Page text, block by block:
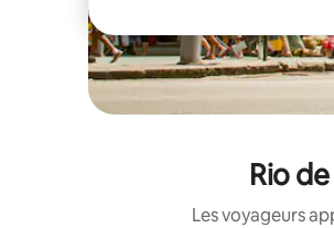
Rio
Les voyageurs